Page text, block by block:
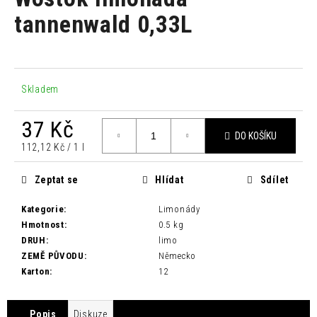
0,0
z
tannenwald 0,33L
Skladem
37 Kč
Měrná
cena:
112,12 Kč / 1 l
DO KOŠÍKU
Kategorie:
Limonády
Hmotnost:
0.5 kg
DRUH :
limo
ZEMĚ PŮVODU :
Německo
Karton: 12
Zeptat se Hlídat Sdílet
Popis Diskuze
a
j
t
?
HLEDAT
D
o
p
o
u